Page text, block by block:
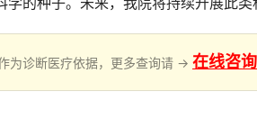
为诊断医疗依据，更多查询请 → 在线咨